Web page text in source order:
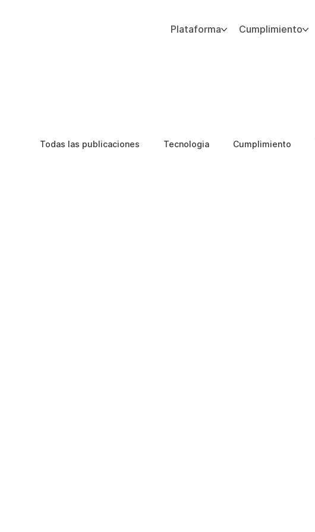
Plataforma Cumplimiento
Todas las publicaciones Tecnologia Cumplimiento